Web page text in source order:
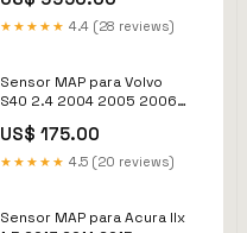
★★★★★ 4.4 (28 reviews)
Sensor MAP para Volvo
S40 2.4 2004 2005 2006
brand_Mercedes-Benz
US$ 175.00
★★★★★ 4.5 (20 reviews)
Sensor MAP para Acura Ilx